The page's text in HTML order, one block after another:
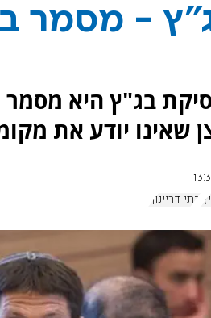
- מסמר
בג"ץ היא מסמר
שאינו יודע את
בתי דריינוף